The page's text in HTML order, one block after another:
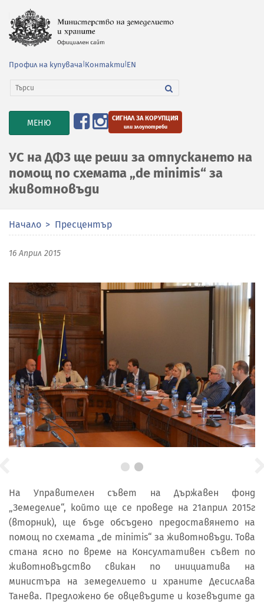
Профил на купувача Контакти EN
TOGGLE
NAVIGATION
МЕНЮ СИГНАЛ ЗА КОРУПЦИЯ
или злоупотреби
УС на ДФЗ ще реши за отпускането на
помощ по схемата „de minimis“ за
животновъди
Начало Пресцентър
16 Април 2015
На Управителен съвет на Държавен фонд
„Земеделие“, който ще се проведе на 21април 2015г
(вторник), ще бъде обсъдено предоставянето на
помощ по схемата „de minimis“ за животновъди. Това
стана ясно по време на Консултативен съвет по
животновъдство свикан по инициатива на
министъра на земеделието и храните Десислава
Танева. Предложено бе овцевъдите и козевъдите да